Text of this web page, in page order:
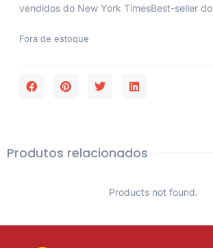
vendidos do New York TimesBest-seller
Fora de estoque
Produtos relacionados
Products not found.